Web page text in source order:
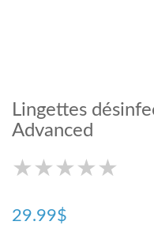
Lingettes
Advanced
★
★ ★
★ ★ ★
★ ★ ★ ★
★ ★ ★ ★ ★
29.99$